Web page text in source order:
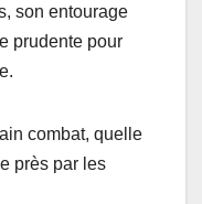
son entourage
prudente pour
combat, quelle
près par les